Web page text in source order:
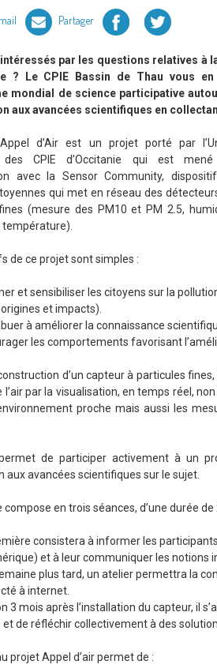
Partager Facebook Twitter
par les questions relatives à
? Le CPIE Bassin de Thau vous
mondial de science participative
aux avancées scientifiques en
d’Air est un projet porté par
des CPIE d’Occitanie qui est
avec la Sensor Community,
qui met en réseau des
(mesure des PM10 et PM 2.5,
de ce projet sont simples :
et sensibiliser les citoyens sur la
origines et impacts).
à améliorer la connaissance
les comportements favorisant
d’un capteur à particules
l’air par la visualisation, en temps réel,
proche mais aussi les
de participer activement à un
aux avancées scientifiques sur le sujet.
compose en trois séances, d’une durée
consistera à informer les
et à leur communiquer les notions
plus tard, un atelier permettra la
à internet.
3 mois après l’installation du capteur, il
de réfléchir collectivement à des
projet Appel d’air permet de :